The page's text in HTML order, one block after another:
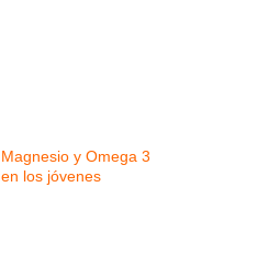
Magnesio y Omega 3
en los jóvenes